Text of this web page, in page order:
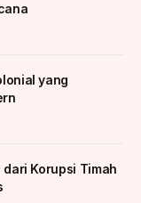
yang
Korupsi Timah